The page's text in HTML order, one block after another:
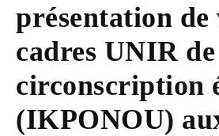
présentation de
cadres UNIR
circonscription
(IKPONOU)